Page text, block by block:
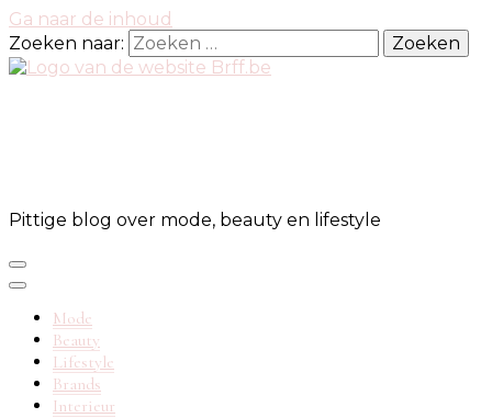
Ga naar de inhoud
Zoeken naar:
Pittige blog over mode, beauty en lifestyle
Mode
Beauty
Lifestyle
Brands
Interieur